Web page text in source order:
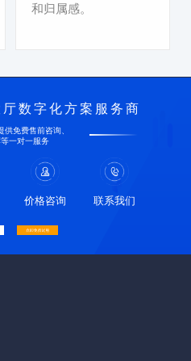
和归属感。
数字化方案服务商
免费售前咨询、
一对一服务
价格咨询 联系我们